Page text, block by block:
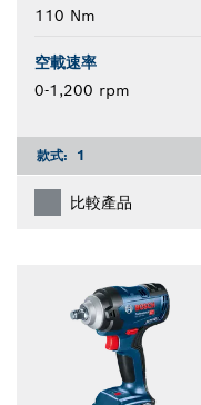
110 Nm
空載速率
0-1,200 rpm
款式: 1
比較產品